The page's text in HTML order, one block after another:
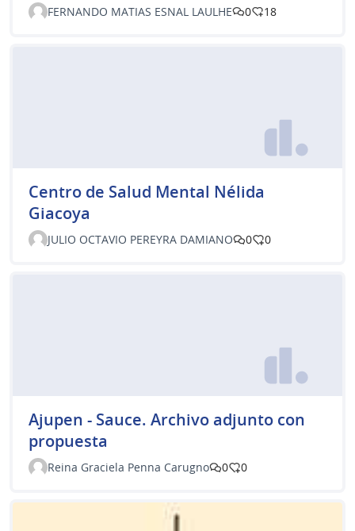
FERNANDO MATIAS ESNAL LAULHE 0 18
Centro de Salud Mental Nélida
Giacoya
JULIO OCTAVIO PEREYRA DAMIANO 0 0
Ajupen - Sauce. Archivo adjunto con
propuesta
Reina Graciela Penna Carugno 0 0